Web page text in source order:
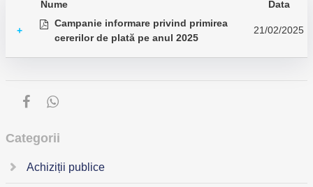
Nume Data
+
Campanie informare privind primirea
cererilor de plată pe anul 2025
21/02/2025
Categorii
Achiziții publice